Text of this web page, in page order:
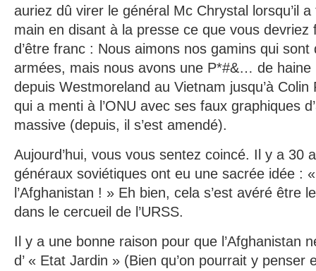
auriez dû virer le général Mc Chrystal lorsqu’il
main en disant à la presse ce que vous devriez
d’être franc : Nous aimons nos gamins qui sont
armées, mais nous avons une P*#&… de haine
depuis Westmoreland au Vietnam jusqu’à
qui a menti à l’ONU avec ses faux graphiques
massive (depuis, il s’est amendé).
Aujourd’hui, vous vous sentez coincé. Il y a 30
généraux soviétiques ont eu une sacrée idée :
l’Afghanistan ! » Eh bien, cela s’est avéré être
dans le cercueil de l’URSS.
Il y a une bonne raison pour que l’Afghanistan
d’ « Etat Jardin » (Bien qu’on pourrait y penser